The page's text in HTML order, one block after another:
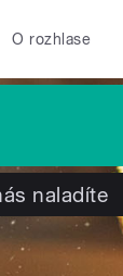
O rozhlase
naladíte